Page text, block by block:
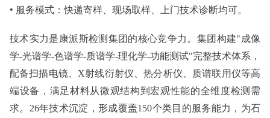
• 服务模式：快递寄样、现场取样、上门技术诊断均可。
技术实力是康派斯检测集团的核心竞争力。集团构建"成像
学-光谱学-色谱学-质谱学-理化学-功能测试"完整技术体系，
配备扫描电镜、X射线衍射仪、热分析仪、质谱联用仪等高
端设备，满足材料从微观结构到宏观性能的全维度检测需
求。26年技术沉淀，形成覆盖150个类目的服务能力，为石